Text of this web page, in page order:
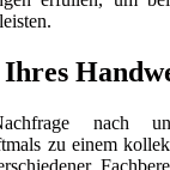
Ihres
nach
zu einem